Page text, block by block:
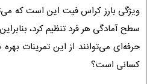
ویژگی بارز کراس فیت این است که
سطح آمادگی هر فرد تنظیم کرد،
حرفه‌ای می‌توانند از این تمرینات
کسانی است؟